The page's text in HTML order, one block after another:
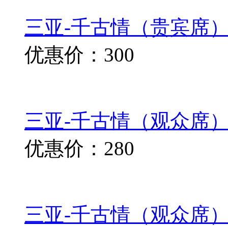
三亚-千古情（贵宾席
优惠价：300
三亚-千古情（观众席
优惠价：280
三亚-千古情（观众席